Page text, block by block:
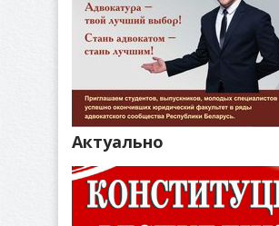
Актуально